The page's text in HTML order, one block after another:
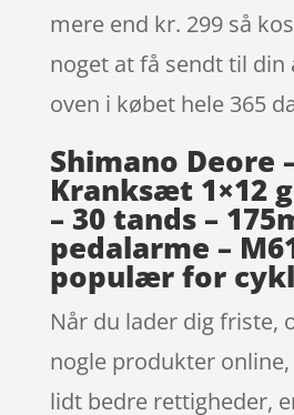
mere end kr. 299 så
noget at få sendt til din
oven i købet hele 365
Shimano Deore
Kranksæt 1×12
– 30 tands –
pedalarme –
populær for
Når du lader dig friste,
nogle produkter
lidt bedre rettigheder,